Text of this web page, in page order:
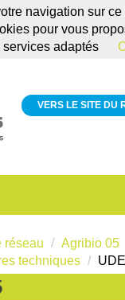
VERS LE SITE DU
réseau Agribio 05
techniques
navigation sur
pour vous
services adaptés